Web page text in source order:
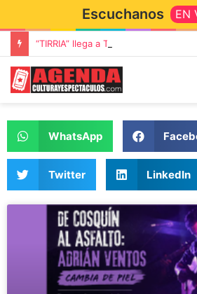
Escuchanos EN
WhatsApp
Twitter LinkedIn